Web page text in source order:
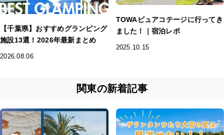
【千葉県】おすすめグランピング
施設13選！2026年最新まとめ
2026.08.06
TOWAピュアコテージに行ってき
ました！｜宿泊レポ
2025.10.15
関東の新着記事